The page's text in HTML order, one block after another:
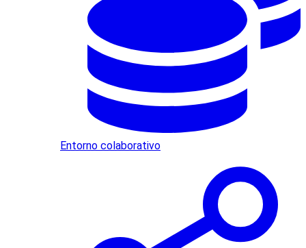
Entorno colaborativo